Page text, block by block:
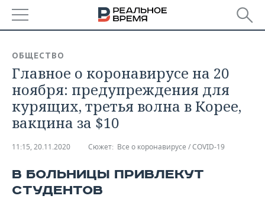
БАШКОРТОСТАН
ТАТАРСТАН
УДМУРТИЯ
НОВОСТИ
АНАЛИТИКА
НОВОСТИ АНАЛИТИКИ
ДЕКЛАРАЦИИ О ДОХОДАХ
КОРОЛИ ГОСЗАКАЗА ПФО
ЭКОНОМИКА
НОВОСТИ ЭКОНОМИКИ
ФИНАНСЫ
ПРОМЫШЛЕННОСТЬ
НОВОСТИ
ПРОМЫШЛЕННОСТИ
НЕДВИЖИМОСТЬ
ОБЩЕСТВО
Главное о коронавирусе на 20
ноября: предупреждения для
курящих, третья волна в Корее,
вакцина за $10
11:15, 20.11.2020 Сюжет: Все о коронавирусе / COVID-19
В БОЛЬНИЦЫ ПРИВЛЕКУТ
СТУДЕНТОВ